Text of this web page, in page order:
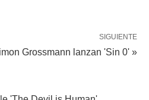
SIGUIENTE
Grossmann lanzan 'Sin 0' »